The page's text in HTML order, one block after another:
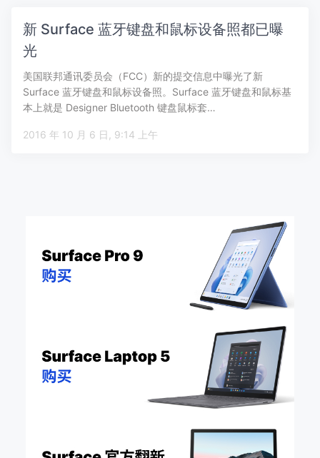
新 Surface 蓝牙键盘和鼠标设备照都已曝
光
美国联邦通讯委员会（FCC）新的提交信息中曝光了新
Surface 蓝牙键盘和鼠标设备照。Surface 蓝牙键盘和鼠标基
本上就是 Designer Bluetooth 键盘鼠标套…
2016 年 10 月 6 日, 9:14 上午